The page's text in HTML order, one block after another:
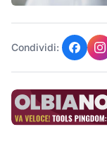
Condividi: